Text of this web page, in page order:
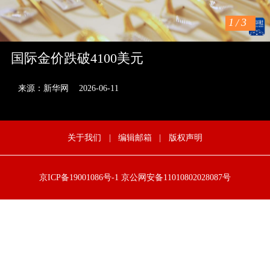
1 /3
国际金价跌破4100美元
来源：新华网 2026-06-11
关于我们 | 编辑邮箱 | 版权声明
京ICP备19001086号-1 京公网安备11010802028087号